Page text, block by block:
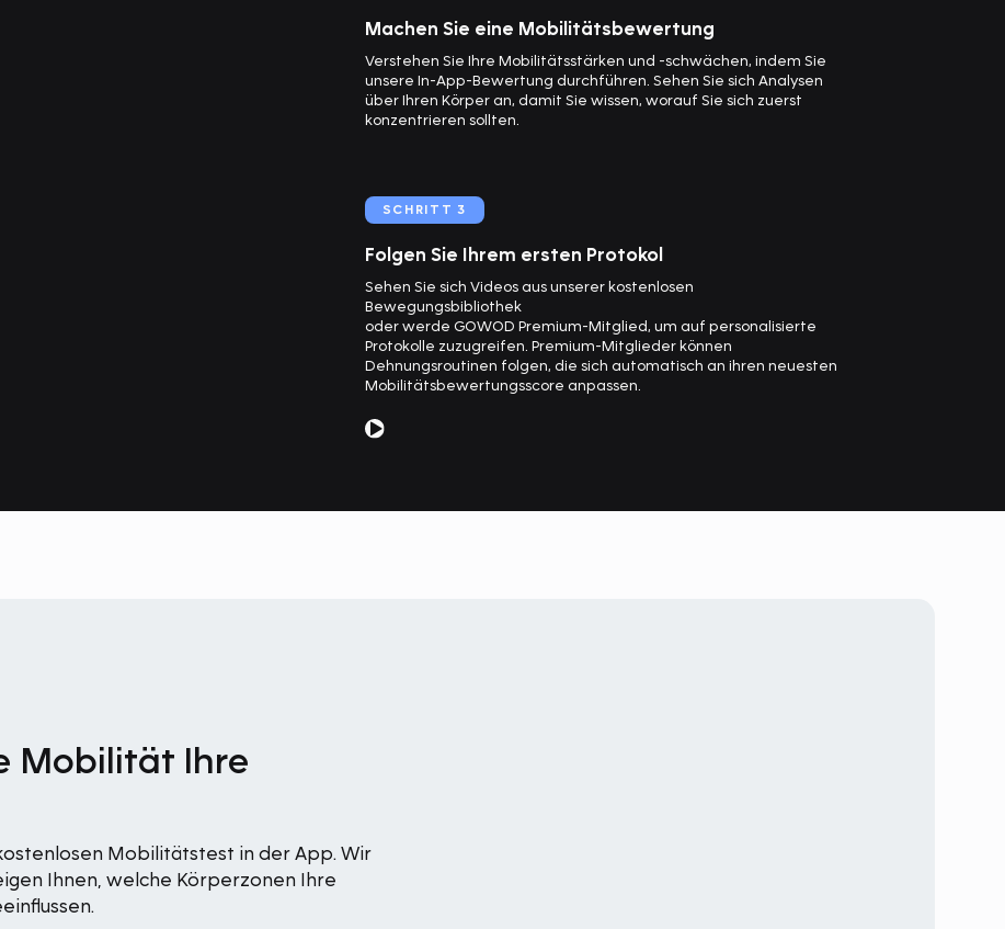
Machen Sie eine Mobilitätsbewertung
Verstehen Sie Ihre Mobilitätsstärken und -schwächen, indem Sie
unsere In-App-Bewertung durchführen. Sehen Sie sich Analysen
über Ihren Körper an, damit Sie wissen, worauf Sie sich zuerst
konzentrieren sollten.
SCHRITT 3
Folgen Sie Ihrem ersten Protokol
Sehen Sie sich Videos aus unserer kostenlosen
Bewegungsbibliothek
oder werde GOWOD Premium-Mitglied, um auf personalisierte
Protokolle zuzugreifen. Premium-Mitglieder können
Dehnungsroutinen folgen, die sich automatisch an ihren neuesten
Mobilitätsbewertungsscore anpassen.
Mobilität Ihre
Mobilitätstest in der App. Wir
Ihnen, welche Körperzonen Ihre